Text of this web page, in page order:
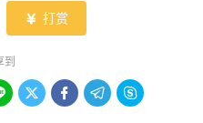
 打赏
到
   